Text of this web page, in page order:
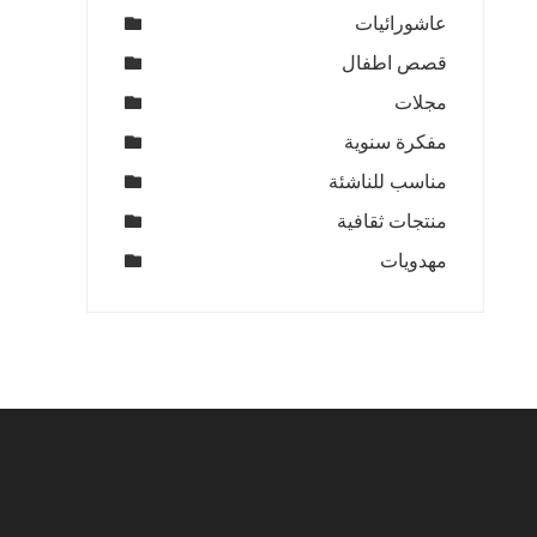
عاشورائيات
قصص اطفال
مجلات
مفكرة سنوية
مناسب للناشئة
منتجات ثقافية
مهدويات